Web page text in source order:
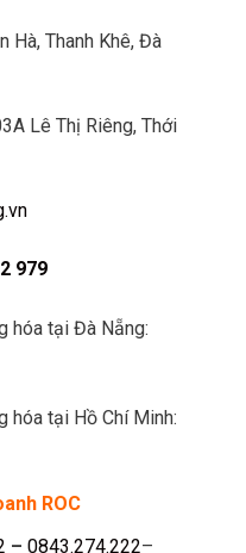
Hà, Thanh Khê, Đà
Lê Thị Riêng, Thới
979
hóa tại Đà Nẵng:
hóa tại Hồ Chí Minh:
ROC
– 0843.274.222–